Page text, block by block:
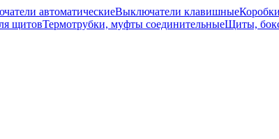
автоматическиеВыключатели клавишные
щитовТермотрубки, муфты соединительныеЩиты,